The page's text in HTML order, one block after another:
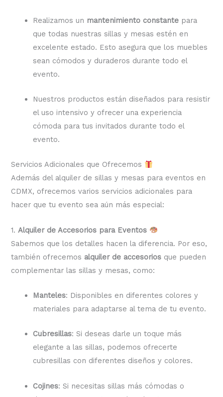
Realizamos un mantenimiento constante para
que todas nuestras sillas y mesas estén en
excelente estado. Esto asegura que los muebles
sean cómodos y duraderos durante todo el
evento.
Nuestros productos están diseñados para resistir
el uso intensivo y ofrecer una experiencia
cómoda para tus invitados durante todo el
evento.
Servicios Adicionales que Ofrecemos
Además del alquiler de sillas y mesas para eventos en
CDMX, ofrecemos varios servicios adicionales para
hacer que tu evento sea aún más especial:
1.Alquiler de Accesorios para Eventos
Sabemos que los detalles hacen la diferencia. Por eso,
también ofrecemos alquiler de accesorios que pueden
complementar las sillas y mesas, como:
Manteles: Disponibles en diferentes colores y
materiales para adaptarse al tema de tu evento.
Cubresillas: Si deseas darle un toque más
elegante a las sillas, podemos ofrecerte
cubresillas con diferentes diseños y colores.
Cojines: Si necesitas sillas más cómodas o